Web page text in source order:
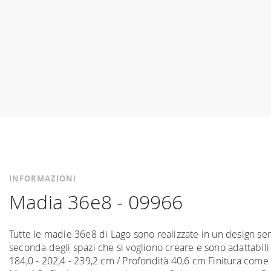
INFORMAZIONI
Madia 36e8 - 09966
Tutte le madie 36e8 di Lago sono realizzate in un design
seconda degli spazi che si vogliono creare e sono
184,0 - 202,4 - 239,2 cm / Profondità 40,6 cm Finitura